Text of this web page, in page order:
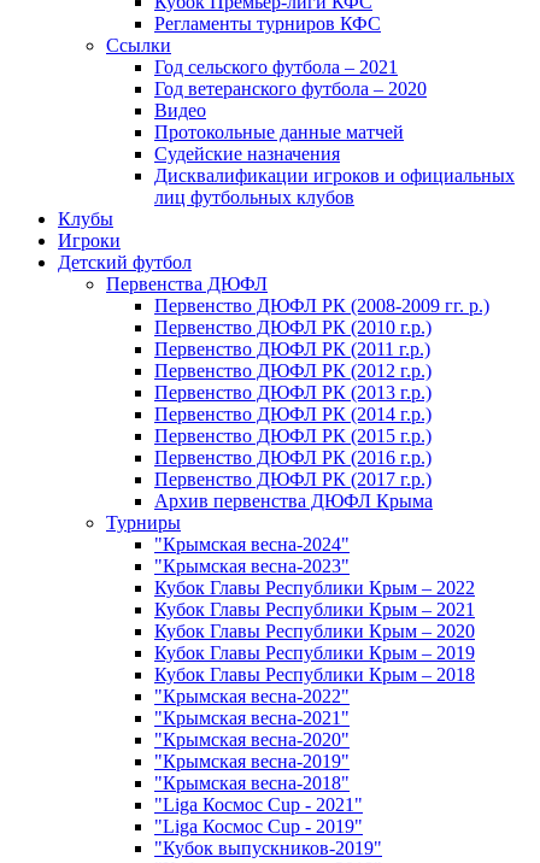
Регламенты турниров КФС
Ссылки
Год сельского футбола – 2021
Год ветеранского футбола – 2020
Видео
Протокольные данные матчей
Судейские назначения
Дисквалификации игроков и официальных
лиц футбольных клубов
Клубы
Игроки
Детский футбол
Первенства ДЮФЛ
Первенство ДЮФЛ РК (2008-2009 гг. р.)
Первенство ДЮФЛ РК (2010 г.р.)
Первенство ДЮФЛ РК (2011 г.р.)
Первенство ДЮФЛ РК (2012 г.р.)
Первенство ДЮФЛ РК (2013 г.р.)
Первенство ДЮФЛ РК (2014 г.р.)
Первенство ДЮФЛ РК (2015 г.р.)
Первенство ДЮФЛ РК (2016 г.р.)
Первенство ДЮФЛ РК (2017 г.р.)
Архив первенства ДЮФЛ Крыма
Турниры
"Крымская весна-2024"
"Крымская весна-2023"
Кубок Главы Республики Крым – 2022
Кубок Главы Республики Крым – 2021
Кубок Главы Республики Крым – 2020
Кубок Главы Республики Крым – 2019
Кубок Главы Республики Крым – 2018
"Крымская весна-2022"
"Крымская весна-2021"
"Крымская весна-2020"
"Крымская весна-2019"
"Крымская весна-2018"
"Liga Космос Cup - 2021"
"Liga Космос Cup - 2019"
"Кубок выпускников-2019"